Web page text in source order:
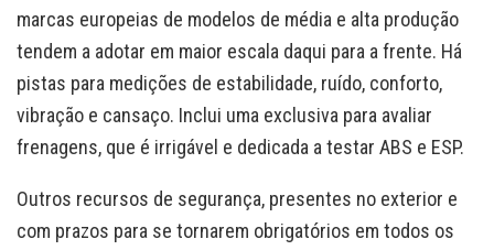
marcas europeias de modelos de média e alta produção
tendem a adotar em maior escala daqui para a frente. Há
pistas para medições de estabilidade, ruído, conforto,
vibração e cansaço. Inclui uma exclusiva para avaliar
frenagens, que é irrigável e dedicada a testar ABS e ESP.
Outros recursos de segurança, presentes no exterior e
com prazos para se tornarem obrigatórios em todos os